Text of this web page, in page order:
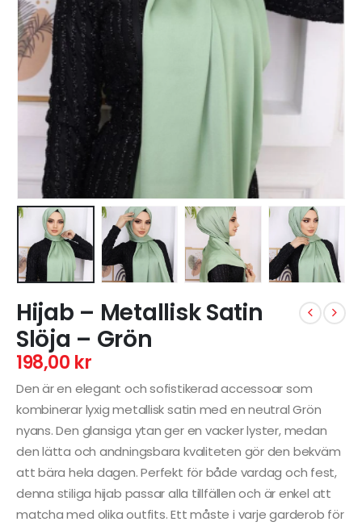
Hijab – Metallisk Satin
Slöja – Grön
198,00 kr
Den är en elegant och sofistikerad accessoar som
kombinerar lyxig metallisk satin med en neutral Grön
nyans. Den glansiga ytan ger en vacker lyster, medan
den lätta och andningsbara kvaliteten gör den bekväm
att bära hela dagen. Perfekt för både vardag och fest,
denna stiliga hijab passar alla tillfällen och är enkel att
matcha med olika outfits. Ett måste i varje garderob för